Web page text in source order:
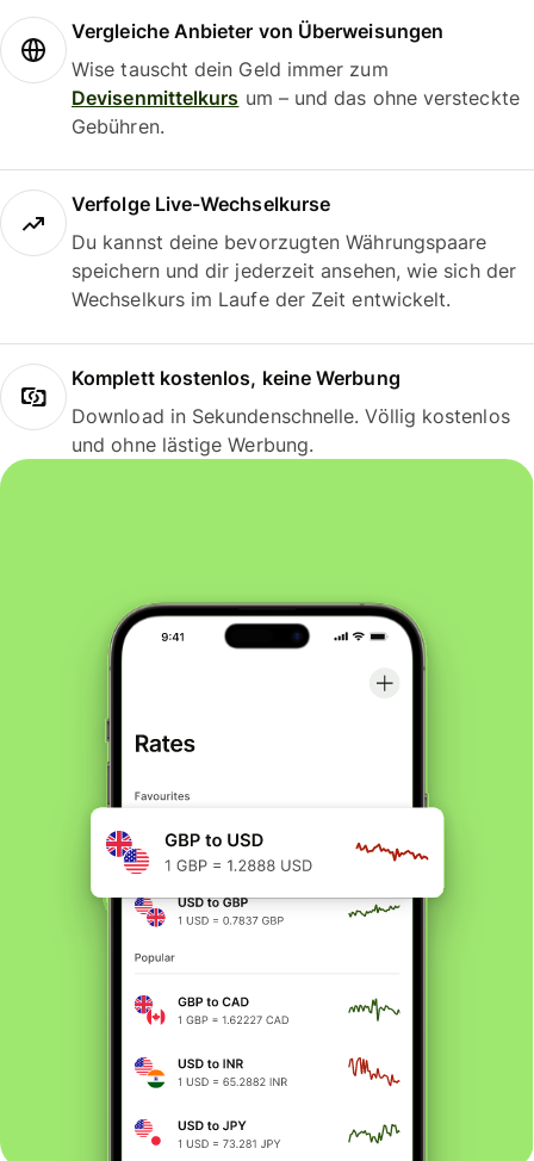
Vergleiche Anbieter von Überweisungen
Wise tauscht dein Geld immer zum
Devisenmittelkurs um – und das ohne versteckte
Gebühren.
Verfolge Live-Wechselkurse
Du kannst deine bevorzugten Währungspaare
speichern und dir jederzeit ansehen, wie sich der
Wechselkurs im Laufe der Zeit entwickelt.
Komplett kostenlos, keine Werbung
Download in Sekundenschnelle. Völlig kostenlos
und ohne lästige Werbung.